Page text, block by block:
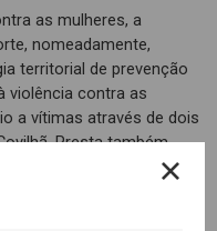
as mulheres, a
nomeadamente,
territorial de prevenção
violência contra as
a vítimas através de dois
Presta também